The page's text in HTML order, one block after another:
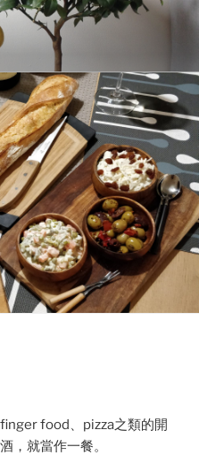
food、pizza之類的開
，就當作一餐。